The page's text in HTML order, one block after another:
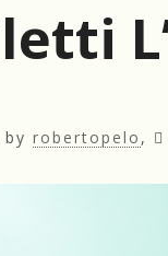
by robertopelo ,